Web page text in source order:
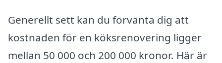
Generellt sett kan du förvänta dig att
kostnaden för en köksrenovering ligger
mellan 50 000 och 200 000 kronor. Här är